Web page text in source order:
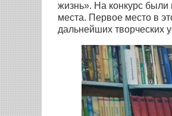
жизнь». На конкурс
места. Первое место в
дальнейших творческих